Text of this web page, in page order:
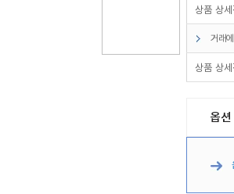
상품 상
거래
상품 상
옵션